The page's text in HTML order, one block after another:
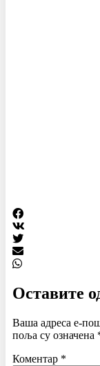
Оставите
Ваша адреса е-
поља су означена
Коментар *